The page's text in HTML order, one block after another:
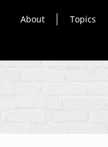
About Topics